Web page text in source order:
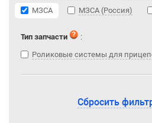
МЗСА
МЗСА (Россия)
Тип запчасти
:
Роликовые системы для
Сбросить